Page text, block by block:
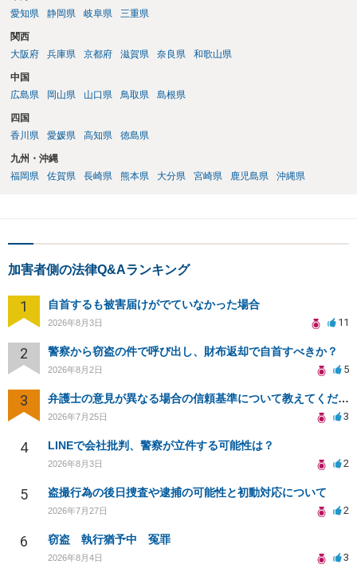
愛知県
静岡県 岐阜県 三重県
関西
大阪府
兵庫県 京都府 滋賀県 奈良県 和歌山県
中国
広島県
岡山県 山口県 鳥取県 島根県
四国
香川県
愛媛県 高知県 徳島県
九州・沖縄
福岡県
佐賀県 長崎県 熊本県 大分県 宮崎県 鹿児島県 沖縄県
加害者側の法律Q&Aランキング
1 自首するも被害届けがでていなかった場合
2026年8月3日 11
2 警察から窃盗の件で呼び出し、財布返却で自首すべきか？
2026年8月2日 5
3 弁護士の意見が異なる場合の信頼基準について教えてください
2026年7月25日 3
4 LINEで会社批判、警察が立件する可能性は？
2026年8月3日 2
5 盗撮行為の後日捜査や逮捕の可能性と初動対応について
2026年7月27日 2
6 窃盗 執行猶予中 冤罪
2026年8月4日 3